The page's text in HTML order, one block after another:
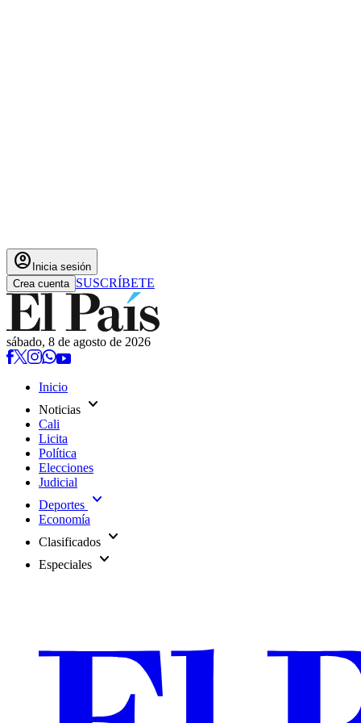
account_circle Inicia sesión
Crea cuenta SUSCRÍBETE
sábado, 8 de agosto de 2026
Inicio
Noticias expand_more
Cali
Licita
Política
Elecciones
Judicial
Deportes expand_more
Economía
Clasificados expand_more
Especiales expand_more